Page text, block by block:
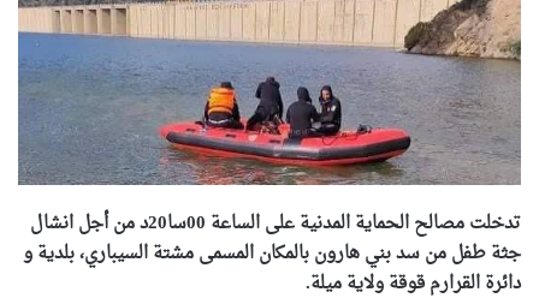
تدخلت مصالح الحماية المدنية على الساعة 00سا20د من أجل انشال
جثة طفل من سد بني هارون بالمكان المسمى مشتة السيباري، بلدية و
دائرة القرارم قوقة ولاية ميلة.